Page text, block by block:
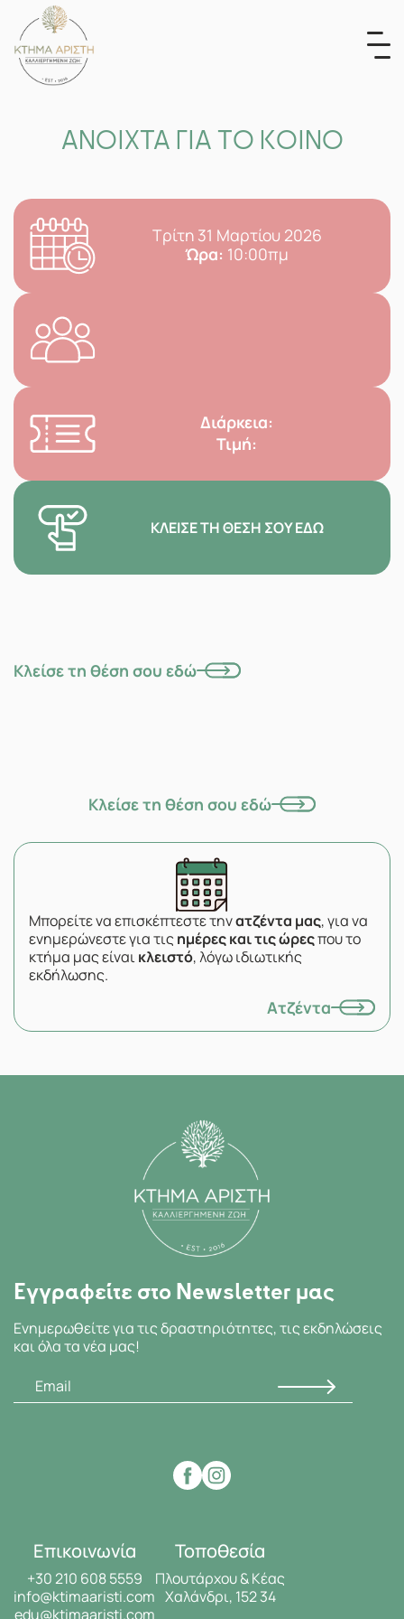
content
ΑΝΟΙΧΤΑ ΓΙΑ ΤΟ ΚΟΙΝΟ
Τρίτη 31 Μαρτίου 2026
Ώρα: 10:00πμ
Διάρκεια:
Τιμή:
ΚΛΕΊΣΕ ΤΗ ΘΈΣΗ ΣΟΥ ΕΔΏ
Κλείσε τη θέση σου εδώ
Κλείσε τη θέση σου εδώ
Μπορείτε να επισκέπτεστε τηνατζέντα μας, για να
ενημερώνεστε για τιςημέρες και τις ώρεςπου το
κτήμα μας είναικλειστό, λόγω ιδιωτικής
εκδήλωσης.
Ατζέντα
Εγγραφείτε στο Newsletter μας
Ενημερωθείτε για τις δραστηριότητες, τις εκδηλώσεις
και όλα τα νέα μας!
Επικοινωνία
+30 210 608 5559
info@ktimaaristi.com
edu@ktimaaristi.com
Τοποθεσία
Πλουτάρχου & Κέας
Χαλάνδρι, 152 34